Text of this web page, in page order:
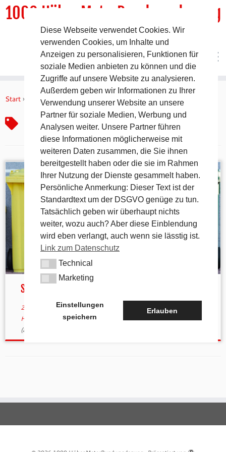
Inhalt
1000 HöhenMeterRundwanderweg
DER Rundwanderweg um Pommelsbrunn
Start » Abfall
Abfall
So lange lebt der Abfall weiter
28. April 2023inAktuellesverschlagwortet Abfall /
Hundekotbeutel/Müll/Mülltonnen /Verrottungszeitenvontk
(aktualisiert am
Diese Webseite verwendet Cookies. Wir
verwenden Cookies, um Inhalte und
Anzeigen zu personalisieren, Funktionen für
soziale Medien anbieten zu können und die
Zugriffe auf unsere Website zu analysieren.
Außerdem geben wir Informationen zu Ihrer
Verwendung unserer Website an unsere
Partner für soziale Medien, Werbung und
Analysen weiter. Unsere Partner führen
diese Informationen möglicherweise mit
weiteren Daten zusammen, die Sie ihnen
bereitgestellt haben oder die sie im Rahmen
Ihrer Nutzung der Dienste gesammelt haben.
Persönliche Anmerkung: Dieser Text ist der
Standardtext um der DSGVO genüge zu tun.
Tatsächlich geben wir überhaupt nichts
weiter, wozu auch? Aber diese Einblendung
wird eben verlangt, auch wenn sie lässtig ist.
Link zum Datenschutz
TechnicalTechnical
MarketingMarketing
Einstellungen
speichern
Erlauben